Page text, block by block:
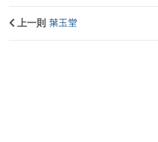
上一則 葉玉堂